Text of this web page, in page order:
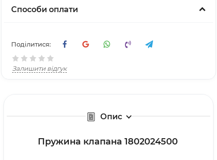
Способи оплати
Поділитися:
Залишити відгук
Опис
Пружина клапана 1802024500